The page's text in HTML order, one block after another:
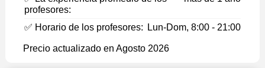
profesores:
✅ Horario de los profesores: Lun-Dom, 8:00 - 21:00
Precio actualizado en Agosto 2026